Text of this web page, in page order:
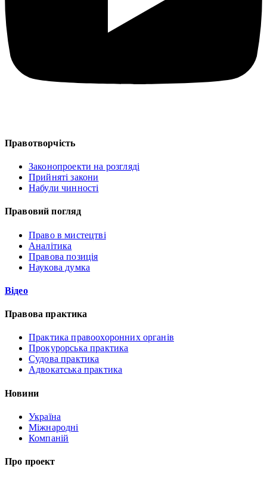
Правотворчість
Законопроекти на розгляді
Прийняті закони
Набули чинності
Правовий погляд
Право в мистецтві
Аналітика
Правова позиція
Наукова думка
Відео
Правова практика
Практика правоохоронних органів
Прокурорська практика
Судова практика
Адвокатська практика
Новини
Україна
Міжнародні
Компаній
Про проект